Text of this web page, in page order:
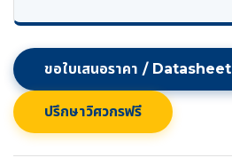
ขอใบเสนอราคา / Datasheet
ปรึกษาวิศวกรฟรี